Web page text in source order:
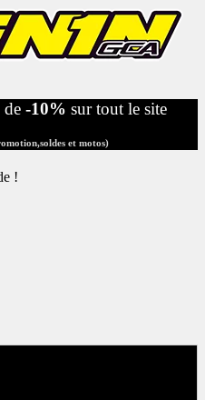
de -10% sur tout le site
et motos)
!